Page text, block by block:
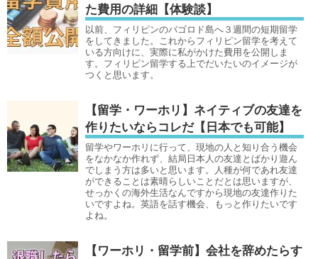
た費用の詳細【体験談】
以前、フィリピンのバゴロド島へ３週間の短期留学
をしてきました。これからフィリピン留学を考えて
いる方向けに、実際に私がかけた費用を公開しま
す。フィリピン留学する上でだいたいのイメージが
つくと思います。
【留学・ワーホリ】ネイティブの友達を
作りたいならコレだ【日本でも可能】
留学やワーホリに行って、現地の人と知り合う機会
をなかなか作れず、結局日本人の友達とばかり遊ん
でしまう方は多いと思います。人種が何であれ友達
ができることは素晴らしいことだとは思いますが、
せっかくの海外生活なんですから現地の友達作りた
いですよね。英語を話す機会、もっと作りたいです
よね。
【ワーホリ・留学前】会社を辞めたらす